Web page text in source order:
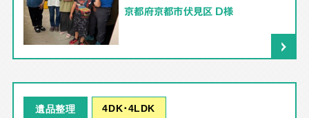
京都府京都市伏見区 D様
遺品整理 4DK･4LDK